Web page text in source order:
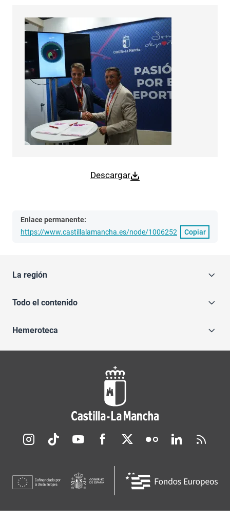
Descargar
Enlace permanente:
https://www.castillalamancha.es/node/1006252
Copiar
La región
Todo el contenido
Hemeroteca
Redes sociales JCCM